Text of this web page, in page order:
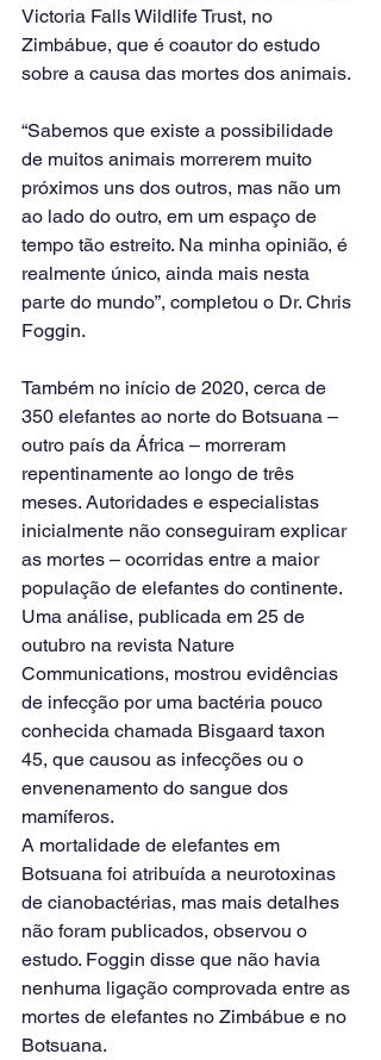
Victoria Falls Wildlife Trust, no
Zimbábue, que é coautor do estudo
sobre a causa das mortes dos animais.
“Sabemos que existe a possibilidade
de muitos animais morrerem muito
próximos uns dos outros, mas não um
ao lado do outro, em um espaço de
tempo tão estreito. Na minha opinião, é
realmente único, ainda mais nesta
parte do mundo”, completou o Dr. Chris
Foggin.
Também no início de 2020, cerca de
350 elefantes ao norte do Botsuana –
outro país da África – morreram
repentinamente ao longo de três
meses. Autoridades e especialistas
inicialmente não conseguiram explicar
as mortes – ocorridas entre a maior
população de elefantes do continente.
Uma análise, publicada em 25 de
outubro na revista Nature
Communications, mostrou evidências
de infecção por uma bactéria pouco
conhecida chamada Bisgaard taxon
45, que causou as infecções ou o
envenenamento do sangue dos
mamíferos.
A mortalidade de elefantes em
Botsuana foi atribuída a neurotoxinas
de cianobactérias, mas mais detalhes
não foram publicados, observou o
estudo. Foggin disse que não havia
nenhuma ligação comprovada entre as
mortes de elefantes no Zimbábue e no
Botsuana.